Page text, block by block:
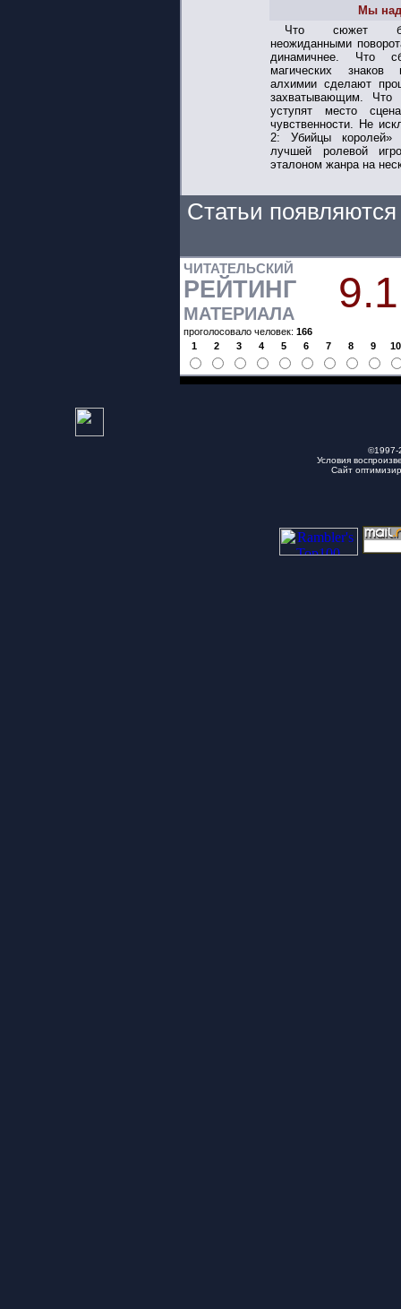
Мы
Что сюжет
неожиданными
динамичнее. Что
магических
алхимии сделают
захватывающим. Что
уступят место
чувственности. Не
2: Убийцы королей»
лучшей ролевой
эталоном жанра на
Статьи
ЧИТАТЕЛЬСКИЙ
РЕЙТИНГ
МАТЕРИАЛА 9.1
проголосовало человек: 166
1
2 3 4 5 6 7 8 9 10
Условия
Сайт